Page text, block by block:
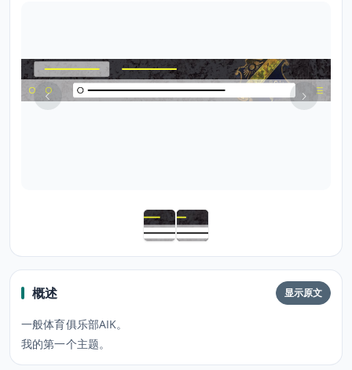
概述 显示原文
一般体育俱乐部AIK。
我的第一个主题。